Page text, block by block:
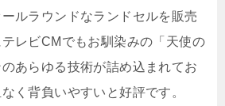
ルラウンドなランドセルを販売
レビCMでもお馴染みの「天使の
あらゆる技術が詰め込まれてお
く背負いやすいと好評です。